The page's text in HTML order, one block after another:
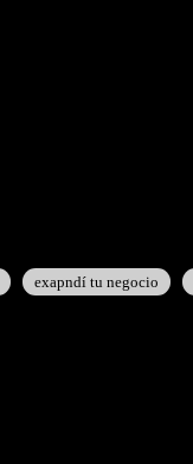
exapndí tu negocio